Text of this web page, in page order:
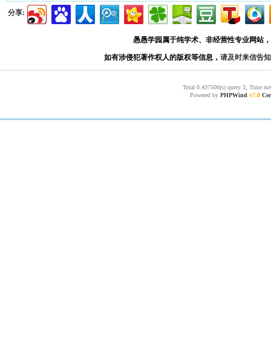
分享:
愚愚学园属于纯学术、非经营性专业网站
如有涉侵犯著作权人的版权等信息， 请及时来信告知
Total 0.437500(s) query 3, Time
Powered by PHPWind v7.0